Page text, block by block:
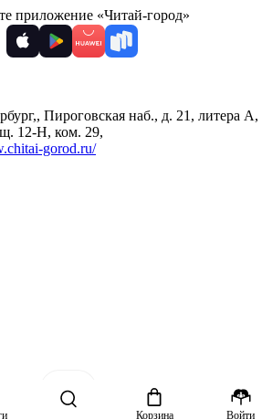
Корзина Войти
приложение «Читай-город»
, Пироговская наб., д. 21, литера А,
12-Н, ком. 29,
gorod.ru/